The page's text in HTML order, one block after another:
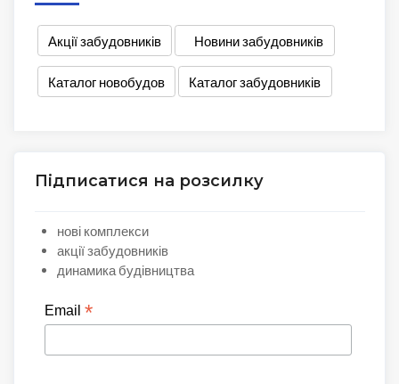
Акції забудовників Новини забудовників
Каталог новобудов Каталог забудовників
Підписатися на розсилку
нові комплекси
акції забудовників
динамика будівництва
Email *